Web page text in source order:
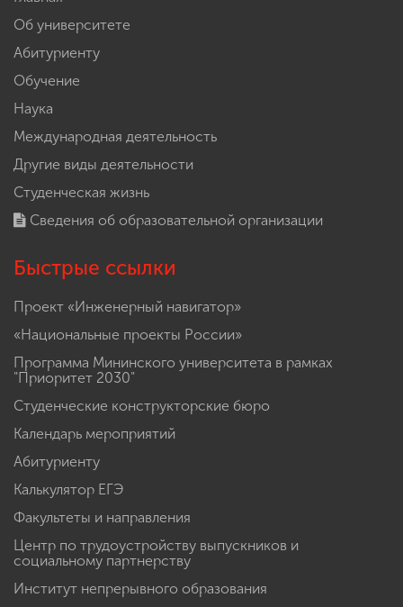
Об университете
Абитуриенту
Обучение
Наука
Международная деятельность
Другие виды деятельности
Студенческая жизнь
Сведения об образовательной организации
Быстрые ссылки
Проект «Инженерный навигатор»
«Национальные проекты России»
Программа Мининского университета в рамках
"Приоритет 2030"
Студенческие конструкторские бюро
Календарь мероприятий
Абитуриенту
Калькулятор ЕГЭ
Факультеты и направления
Центр по трудоустройству выпускников и
социальному партнерству
Институт непрерывного образования